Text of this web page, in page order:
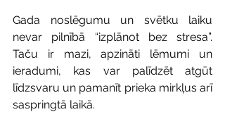
​Gada noslēgumu un svētku laiku
nevar pilnībā “izplānot bez stresa”.
Taču ir mazi, apzināti lēmumi un
ieradumi, kas var palīdzēt atgūt
līdzsvaru un pamanīt prieka mirkļus arī
saspringtā laikā.